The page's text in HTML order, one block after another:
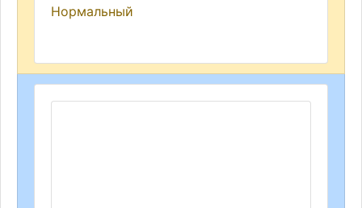
Нормальный